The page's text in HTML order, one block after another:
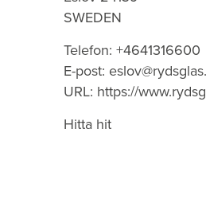
SWEDEN
Telefon: +4641316600
E-post:
URL: https://
Hitta hit